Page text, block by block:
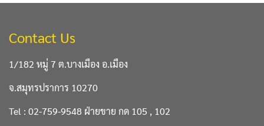
Contact Us
1/182 หมู่ 7 ต.บางเมือง อ.เมือง
จ.สมุทรปราการ 10270
Tel : 02-759-9548 ฝ่ายขาย กด 105 , 102